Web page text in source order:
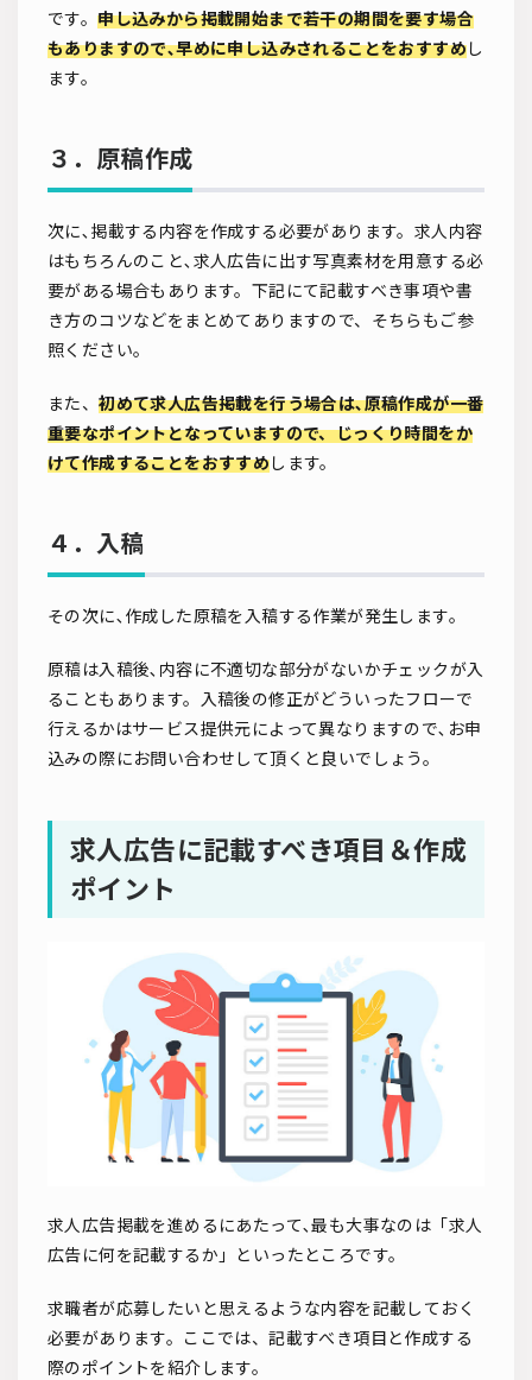
です。申し込みから掲載開始まで若干の期間を要す場合
もありますので､早めに申し込みされることをおすすめし
ます。
３．原稿作成
次に､掲載する内容を作成する必要があります。求人内容
はもちろんのこと､求人広告に出す写真素材を用意する必
要がある場合もあります。下記にて記載すべき事項や書
き方のコツなどをまとめてありますので、そちらもご参
照ください。
また、初めて求人広告掲載を行う場合は､原稿作成が一番
重要なポイントとなっていますので、じっくり時間をか
けて作成することをおすすめします。
４．入稿
その次に､作成した原稿を入稿する作業が発生します。
原稿は入稿後､内容に不適切な部分がないかチェックが入
ることもあります。入稿後の修正がどういったフローで
行えるかはサービス提供元によって異なりますので､お申
込みの際にお問い合わせして頂くと良いでしょう。
求人広告に記載すべき項目＆作成
ポイント
求人広告掲載を進めるにあたって､最も大事なのは「求人
広告に何を記載するか」といったところです。
求職者が応募したいと思えるような内容を記載しておく
必要があります。ここでは、記載すべき項目と作成する
際のポイントを紹介します。